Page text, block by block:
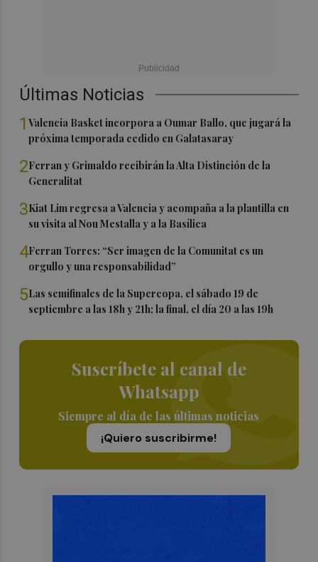
Últimas Noticias
1Valencia Basket incorpora a Oumar Ballo, que jugará la
próxima temporada cedido en Galatasaray
2Ferran y Grimaldo recibirán la Alta Distinción de la
Generalitat
3Kiat Lim regresa a Valencia y acompaña a la plantilla en
su visita al Nou Mestalla y a la Basílica
4Ferran Torres: “Ser imagen de la Comunitat es un
orgullo y una responsabilidad”
5Las semifinales de la Supercopa, el sábado 19 de
septiembre a las 18h y 21h; la final, el día 20 a las 19h
Suscríbete al canal de
Whatsapp
Siempre al día de las últimas noticias
¡Quiero suscribirme!